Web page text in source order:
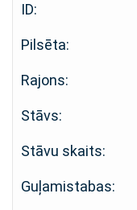
ID:
Pilsēta:
Rajons:
Stāvs:
Stāvu skaits:
Guļamistabas: